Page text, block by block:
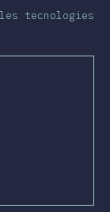
tecnologies
2020